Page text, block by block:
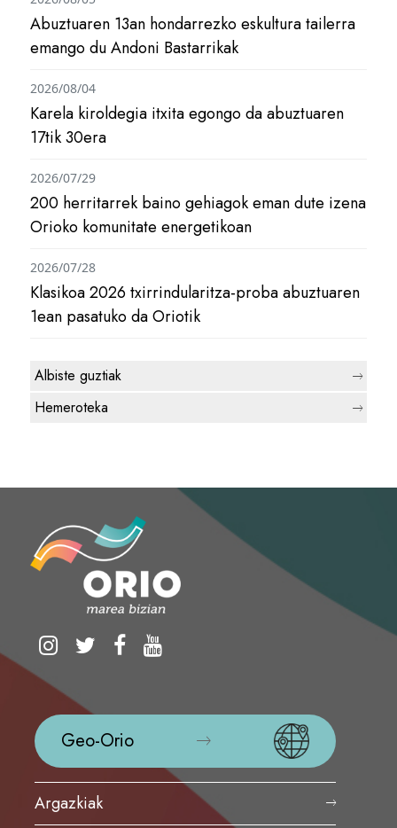
Abuztuaren 13an hondarrezko eskultura tailerra
emango du Andoni Bastarrikak
Karela kiroldegia itxita egongo da abuztuaren
17tik 30era
2026/08/04
200 herritarrek baino gehiagok eman dute izena
Orioko komunitate energetikoan
2026/07/29
Klasikoa 2026 txirrindularitza-proba abuztuaren
1ean pasatuko da Oriotik
2026/07/28
Albiste guztiak
Hemeroteka
Geo-Orio
Argazkiak